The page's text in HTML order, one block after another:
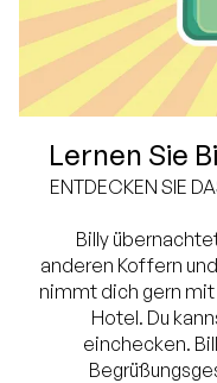
Lernen Sie
ENTDECKEN SIE
Billy
anderen Koffern
nimmt dich gern
Hotel. Du
einchecken.